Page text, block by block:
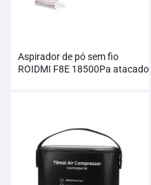
Aspirador de pó sem fio
ROIDMI F8E 18500Pa atacado